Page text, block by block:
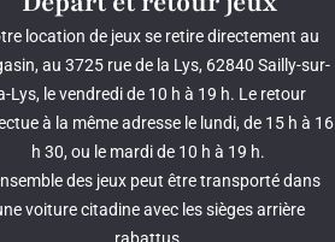
location de jeux se retire directement au
au 3725 rue de la Lys, 62840 Sailly-sur-
Lys, le vendredi de 10 h à 19 h. Le retour
à la même adresse le lundi, de 15 h à 16
h 30, ou le mardi de 10 h à 19 h.
des jeux peut être transporté dans
voiture citadine avec les sièges arrière
rabattus.